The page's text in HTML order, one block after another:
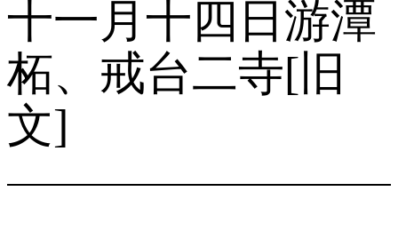
十一月十四日游潭
柘、戒台二寺[旧
文]